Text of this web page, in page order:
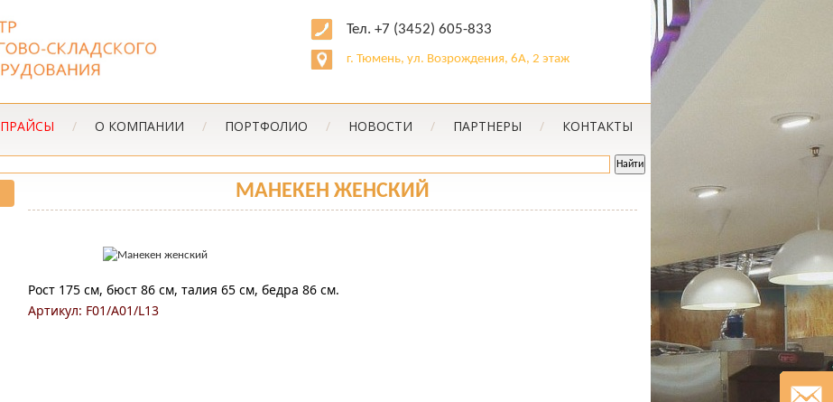
Тел. +7 (3452) 605-833
г. Тюмень, ул. Возрождения, 6А, 2 этаж
ПРАЙСЫ / О КОМПАНИИ / ПОРТФОЛИО / НОВОСТИ / ПАРТНЕРЫ / КОНТАКТЫ
МАНЕКЕН ЖЕНСКИЙ
Рост 175 см, бюст 86 см, талия 65 см, бедра 86 см.
Артикул: F01/A01/L13